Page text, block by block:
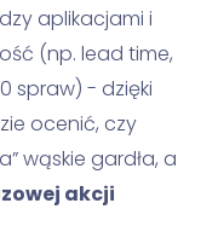
aplikacjami i
(np. lead time,
spraw) - dzięki
ocenić, czy
wąskie gardła, a
akcji